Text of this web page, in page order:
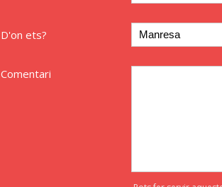
D'on ets?
Comentari